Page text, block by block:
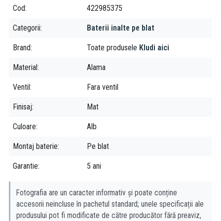
Limitator de temperatură:Asigură siguranță în utilizare,
Debit optimizat:
5 l/min la 3 bar pentru un consum eficient
Aerator Cache:
Îmbunătățește aspectul jetului și reduce
stropirea.
Sistem de montaj rapid:Instalare rapidă și fără efort.
Cod 422985375
Categorii Baterii inalte pe blat
Brand Toate produsele Kludi aici
Material Alama
Ventil Fara ventil
Finisaj Mat
Culoare Alb
Montaj baterie Pe blat
Garantie 5 ani
Fotografia are un caracter informativ și poate conține
accesorii neincluse în pachetul standard; unele specificații ale
produsului pot fi modificate de către producător fără preaviz,